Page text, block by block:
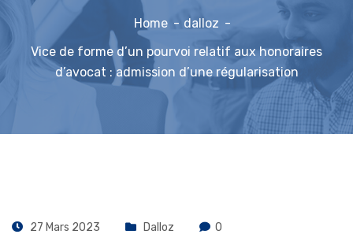
Home
dalloz
Vice de forme d’un pourvoi relatif aux honoraires
d’avocat : admission d’une régularisation
27 Mars 2023 Dalloz 0